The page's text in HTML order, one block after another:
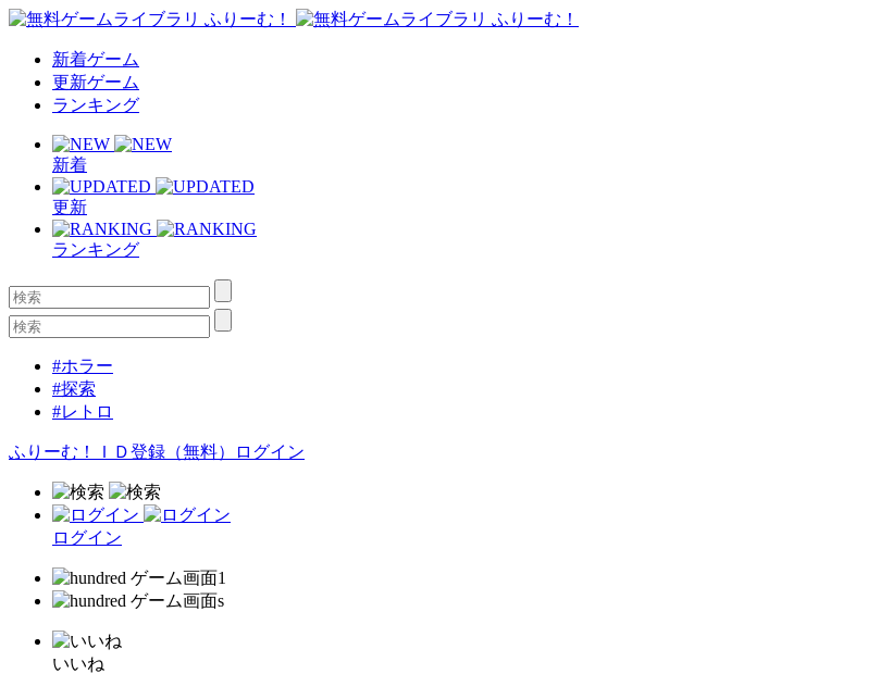
新着ゲーム
更新ゲーム
ランキング
新着
更新
ランキング
#ホラー
#探索
#レトロ
ふりーむ！ＩＤ登録（無料） ログイン
ログイン
いいね